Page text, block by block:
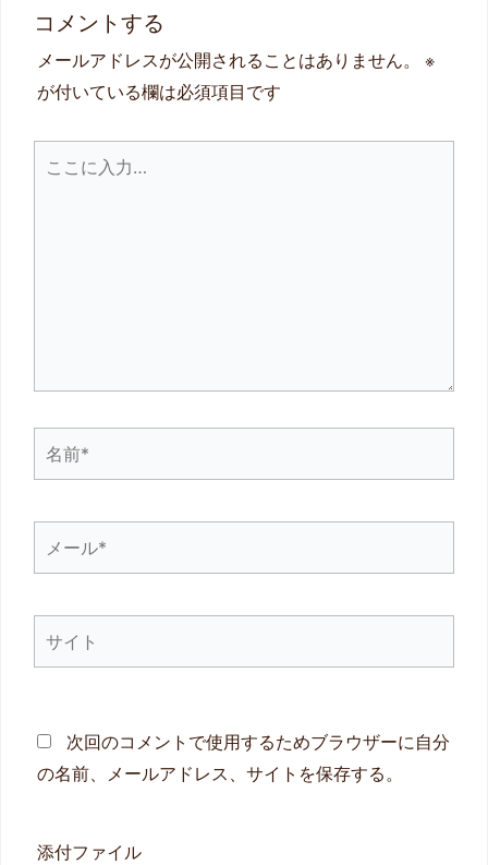
コメントする
メールアドレスが公開されることはありません。
※
が付いている欄は必須項目です
前
ー
イ
次回のコメントで使用するためブラウザーに自分
の名前、メールアドレス、サイトを保存する。
添付ファイル